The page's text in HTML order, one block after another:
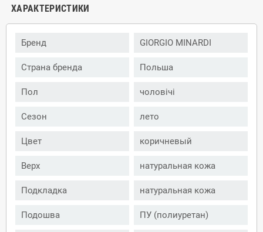
ХАРАКТЕРИСТИКИ
Бренд GIORGIO MINARDI
Страна бренда Польша
Пол чоловічі
Сезон лето
Цвет коричневый
Верх натуральная кожа
Подкладка натуральная кожа
Подошва ПУ (полиуретан)